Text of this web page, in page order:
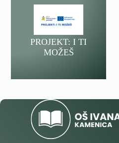
PROJEKT: I TI
MOŽEŠ